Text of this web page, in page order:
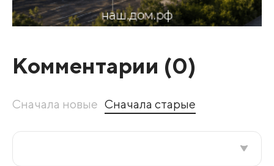
Комментарии (0)
Сначала новые Сначала старые